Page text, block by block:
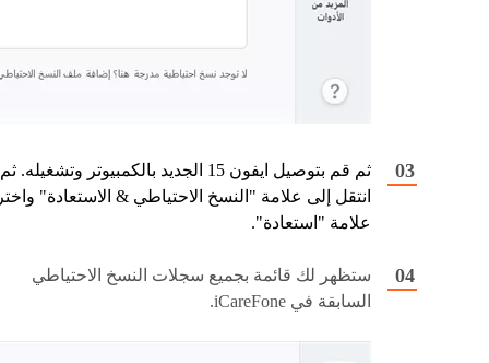
ثم قم بتوصيل ايفون 15 الجديد بالكمبيوتر وتشغيله. ثم
انتقل إلى علامة "النسخ الاحتياطي & الاستعادة"
علامة "استعادة".
ستظهر لك قائمة بجميع سجلات النسخ الاحتياطي
السابقة في iCareFone.